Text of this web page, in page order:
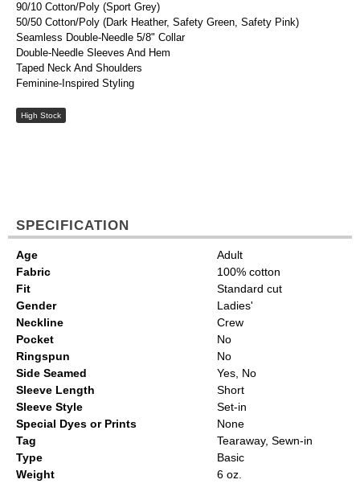
90/10 Cotton/Poly (Sport Grey)
50/50 Cotton/Poly (Dark Heather, Safety Green, Safety Pink)
Seamless Double-Needle 5/8" Collar
Double-Needle Sleeves And Hem
Taped Neck And Shoulders
Feminine-Inspired Styling
High Stock
SPECIFICATION
Age
Adult
Fabric
100% cotton
Fit
Standard cut
Gender
Ladies'
Neckline
Crew
Pocket
No
Ringspun
No
Side Seamed
Yes, No
Sleeve Length
Short
Sleeve Style
Set-in
Special Dyes or Prints
None
Tag
Tearaway, Sewn-in
Type
Basic
Weight
6 oz.